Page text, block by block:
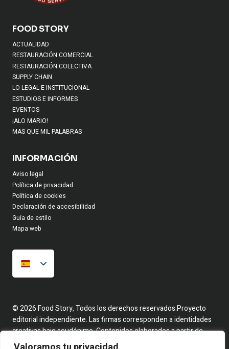
FOOD STORY
ACTUALIDAD
RESTAURACIÓN COMERCIAL
RESTAURACIÓN COLECTIVA
SUPPLY CHAIN
LO LEGAL E INSTITUCIONAL
ESTUDIOS E INFORMES
EVENTOS
¡ALO MARIO!
MAS QUE MIL PALABRAS
INFORMACIÓN
Aviso legal
Política de privacidad
Política de cookies
Declaración de accesibilidad
Guía de estilo
Mapa web
© 2026 Food Story, Todos los derechos reservados.Proyecto
editorial independiente. Las firmas corresponden a identidades
creativas bajo seudónimo. Contenidos elaborados a partir de
hechos reales y fuentes públicas.